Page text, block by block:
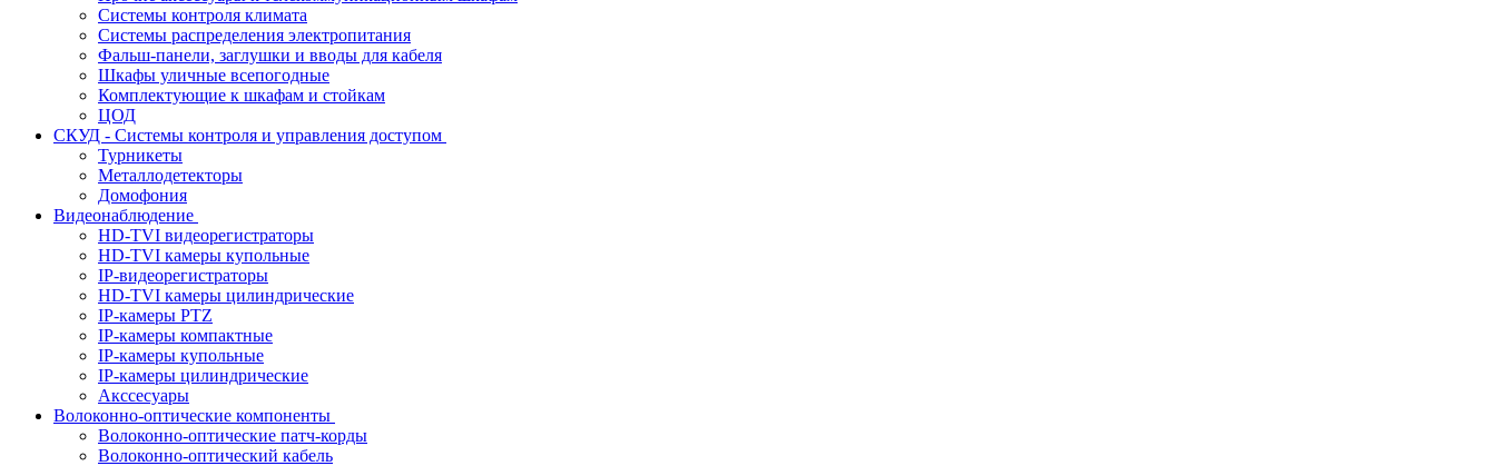
Системы контроля климата
Системы распределения электропитания
Фальш-панели, заглушки и вводы для кабеля
Шкафы уличные всепогодные
Комплектующие к шкафам и стойкам
ЦОД
СКУД - Системы контроля и управления доступом
Турникеты
Металлодетекторы
Домофония
Видеонаблюдение
HD-TVI видеорегистраторы
HD-TVI камеры купольные
IP-видеорегистраторы
HD-TVI камеры цилиндрические
IP-камеры PTZ
IP-камеры компактные
IP-камеры купольные
IP-камеры цилиндрические
Акссесуары
Волоконно-оптические компоненты
Волоконно-оптические патч-корды
Волоконно-оптический кабель